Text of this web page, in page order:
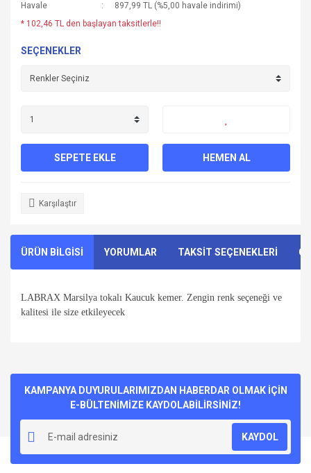
Havale
897,99 TL (%5,00 havale indirimi)
* 102,46 TL den başlayan taksitlerle!!
SEÇENEKLER
SEPETE EKLE HEMEN AL
Karşılaştır
ÜRÜN BİLGİSİ YORUMLAR TAKSİT SEÇENEKLERİ
LABRAX Marsilya tokalı Kaucuk kemer. Zengin renk seçeneği ve
kalitesi ile size etkileyecek
Yorum Yaz
kullanarak tarafımıza iletebilirsiniz.
Görüş ve önerileriniz için teşekkür ederiz.
Ürün resmi kalitesiz, bozuk veya görüntülenemiyor.
Ürün açıklamasında eksik bilgiler bulunuyor.
Ürün bilgilerinde hatalar bulunuyor.
KAMPANYA DUYURULARIMIZDAN HABERDAR OLMAK İÇİN
E-BÜLTENİMİZE KAYDOLABİLİRSİNİZ!
KAYDOL